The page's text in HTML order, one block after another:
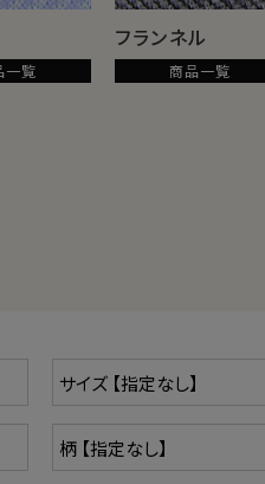
触りで、
レス
トが乱れにくい。
紡績」
一覧
フランネル
商品一覧